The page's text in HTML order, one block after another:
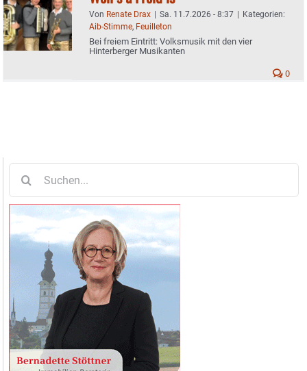
Von Renate Drax | Sa. 11.7.2026 - 8:37 | Kategorien:
Aib-Stimme, Feuilleton
Bei freiem Eintritt: Volksmusik mit den vier
Hinterberger Musikanten
0
nach: